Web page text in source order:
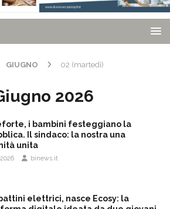
GIUGNO 02 (martedì)
2026
i bambini festeggiano la
Il sindaco: la nostra una
unita
binews.it
elettrici, nasce Ecosy: la